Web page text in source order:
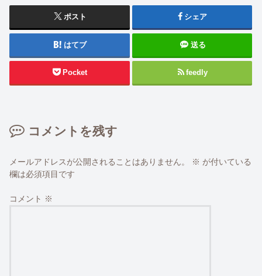
ポスト シェア
はてブ 送る
Pocket feedly
コメントを残す
メールアドレスが公開されることはありません。 ※ が付いている
欄は必須項目です
コメント ※